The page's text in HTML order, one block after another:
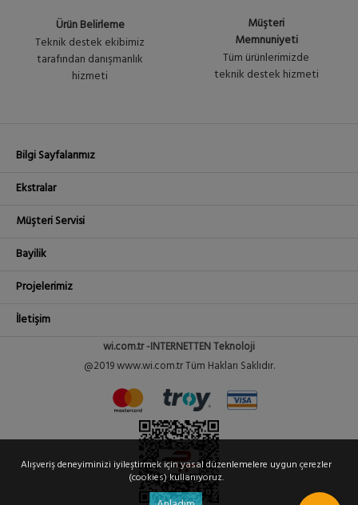
Ürün Belirleme
Teknik destek ekibimiz
tarafından danışmanlık
hizmeti
Müşteri
Memnuniyeti
Tüm ürünlerimizde
teknik destek hizmeti
Bilgi Sayfalarımız
Ekstralar
Müşteri Servisi
Bayilik
Projelerimiz
İletişim
wi.com.tr -INTERNETTEN Teknoloji
@2019 www.wi.com.tr Tüm Hakları Saklıdır.
Alışveriş deneyiminizi iyileştirmek için yasal düzenlemelere uygun çerezler
(cookies) kullanıyoruz.